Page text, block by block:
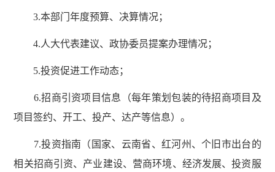
3.本部门年度预算、决算情况；
4.人大代表建议、政协委员提案办理情况；
5.投资促进工作动态；
6.招商引资项目信息（每年策划包装的待招商项目及
项目签约、开工、投产、达产等信息）。
7.投资指南（国家、云南省、红河州、个旧市出台的
相关招商引资、产业建设、营商环境、经济发展、投资服